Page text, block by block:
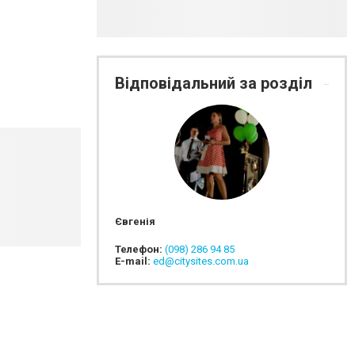
Відповідальний за розділ
Євгенія
Телефон: (098) 286 94 85
E-mail: ed@citysites.com.ua